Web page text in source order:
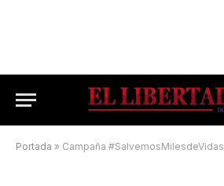
Portada » Campaña #SalvemosMilesdeVidas